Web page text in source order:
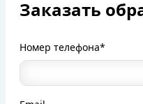
Заказать
Номер телефона*